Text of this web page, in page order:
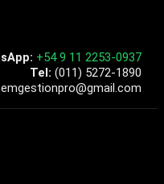
+54 9 11 2253-0937
Tel: (011) 5272-1890